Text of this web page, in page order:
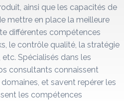
ainsi que les capacités de
mettre en place la meilleure
différentes compétences
le contrôle qualité, la stratégie
Spécialisés dans les
consultants connaissent
et savent repérer les
les compétences